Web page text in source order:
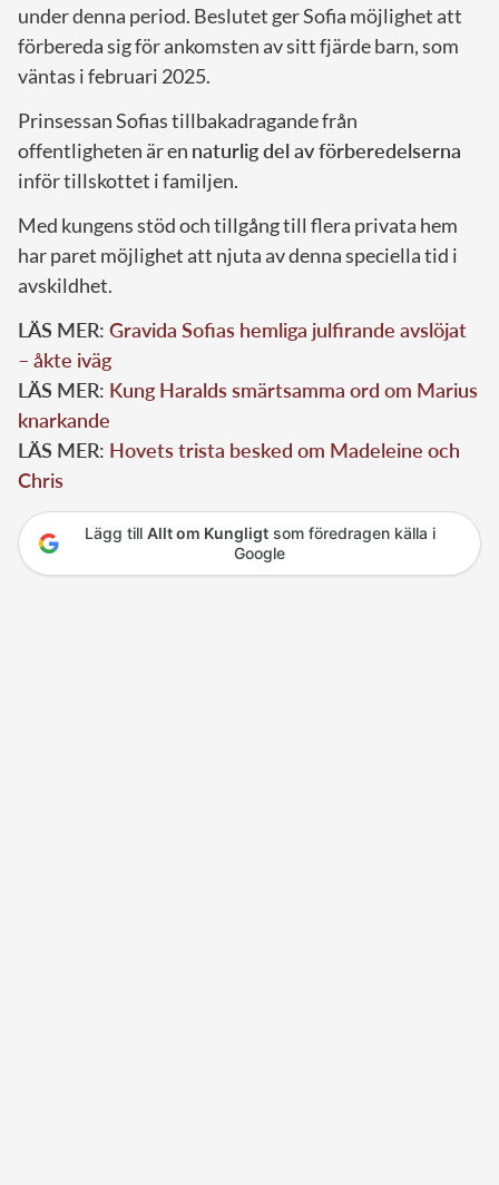
under denna period. Beslutet ger Sofia möjlighet att
förbereda sig för ankomsten av sitt fjärde barn, som
väntas i februari 2025.
Prinsessan Sofias tillbakadragande från
offentligheten är en naturlig del av förberedelserna
inför tillskottet i familjen.
Med kungens stöd och tillgång till flera privata hem
har paret möjlighet att njuta av denna speciella tid i
avskildhet.
LÄS MER: Gravida Sofias hemliga julfirande avslöjat
– åkte iväg
LÄS MER: Kung Haralds smärtsamma ord om Marius
knarkande
LÄS MER: Hovets trista besked om Madeleine och
Chris
Lägg till Allt om Kungligtsom föredragen källa i
Google